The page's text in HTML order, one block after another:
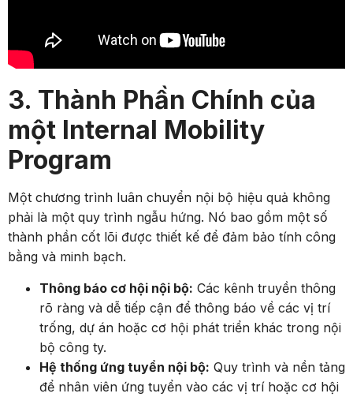
3. Thành Phần Chính của
một Internal Mobility
Program
Một chương trình luân chuyển nội bộ hiệu quả không
phải là một quy trình ngẫu hứng. Nó bao gồm một số
thành phần cốt lõi được thiết kế để đảm bảo tính công
bằng và minh bạch.
Thông báo cơ hội nội bộ: Các kênh truyền thông
rõ ràng và dễ tiếp cận để thông báo về các vị trí
trống, dự án hoặc cơ hội phát triển khác trong nội
bộ công ty.
Hệ thống ứng tuyển nội bộ: Quy trình và nền tảng
để nhân viên ứng tuyển vào các vị trí hoặc cơ hội